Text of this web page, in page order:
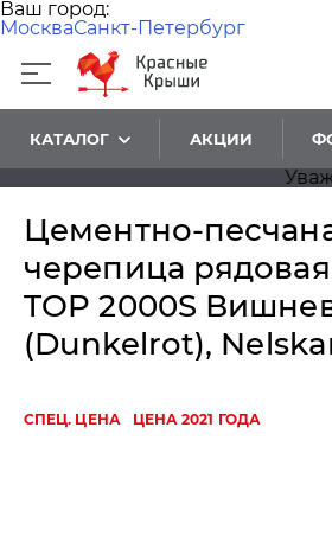
Ваш город:
МоскваСанкт-Петербург
КАТАЛОГ АКЦИИ
Цементно-
черепица
TOP 2000S
(Dunkelrot),
СПЕЦ. ЦЕНА ЦЕНА 2021 ГОДА